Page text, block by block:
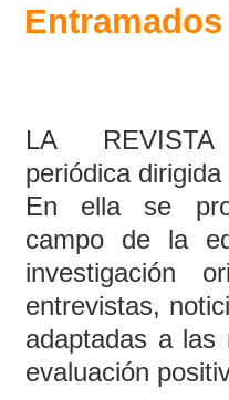
LA
periódica
En ella se
campo de la
investigación
entrevistas,
adaptadas a
evaluación